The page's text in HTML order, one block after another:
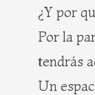
¿Y por
Por la
tendrás
Un